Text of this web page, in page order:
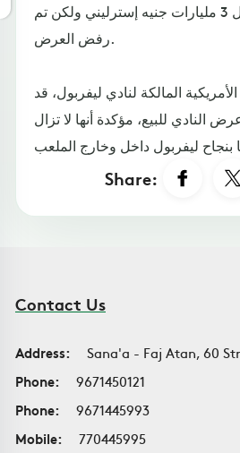
لبيع ليفربول مقابل 3 مليارات جنيه إسترليني ولكن تم
رفض العرض.
المالكة لنادي ليفربول، قد
النادي للبيع، مؤكدة أنها لا تزال
Share:
Contact Us
Address:
Sana'a - Faj Atan, 60
Phone:
9671450121
Phone:
9671445993
Mobile:
770445995